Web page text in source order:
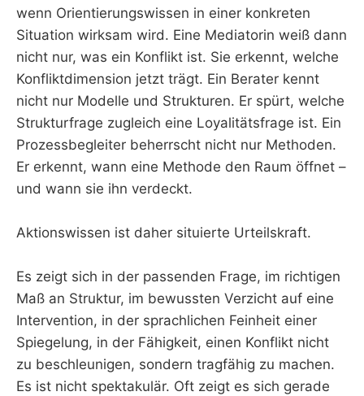
wenn Orientierungswissen in einer konkreten
Situation wirksam wird. Eine Mediatorin weiß dann
nicht nur, was ein Konflikt ist. Sie erkennt, welche
Konfliktdimension jetzt trägt. Ein Berater kennt
nicht nur Modelle und Strukturen. Er spürt, welche
Strukturfrage zugleich eine Loyalitätsfrage ist. Ein
Prozessbegleiter beherrscht nicht nur Methoden.
Er erkennt, wann eine Methode den Raum öffnet –
und wann sie ihn verdeckt.
Aktionswissen ist daher situierte Urteilskraft.
Es zeigt sich in der passenden Frage, im richtigen
Maß an Struktur, im bewussten Verzicht auf eine
Intervention, in der sprachlichen Feinheit einer
Spiegelung, in der Fähigkeit, einen Konflikt nicht
zu beschleunigen, sondern tragfähig zu machen.
Es ist nicht spektakulär. Oft zeigt es sich gerade